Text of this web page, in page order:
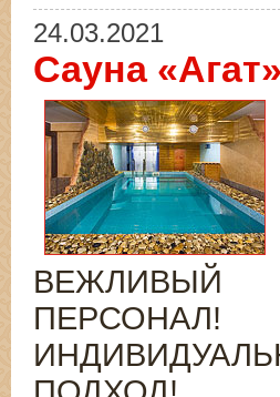
24.03.2021
Сауна «Агат»
ВЕЖЛИВЫЙ
ПЕРСОНАЛ!